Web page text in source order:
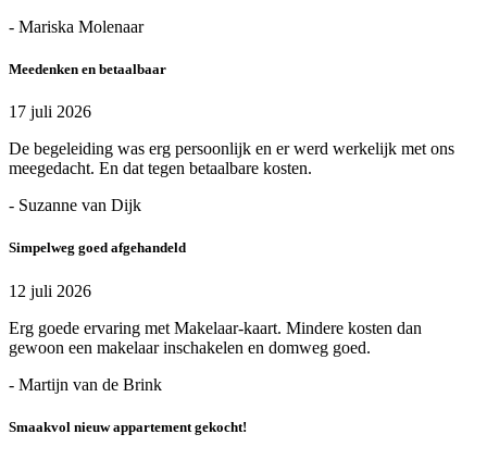
- Mariska Molenaar
Meedenken en betaalbaar
17 juli 2026
De begeleiding was erg persoonlijk en er werd werkelijk met ons
meegedacht. En dat tegen betaalbare kosten.
- Suzanne van Dijk
Simpelweg goed afgehandeld
12 juli 2026
Erg goede ervaring met Makelaar-kaart. Mindere kosten dan
gewoon een makelaar inschakelen en domweg goed.
- Martijn van de Brink
Smaakvol nieuw appartement gekocht!